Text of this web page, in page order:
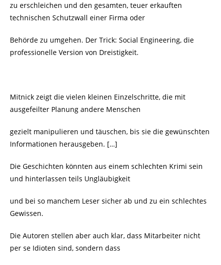
zu erschleichen und den gesamten, teuer erkauften
technischen Schutzwall einer Firma oder
Behörde zu umgehen. Der Trick: Social Engineering, die
professionelle Version von Dreistigkeit.
Mitnick zeigt die vielen kleinen Einzelschritte, die mit
ausgefeilter Planung andere Menschen
gezielt manipulieren und täuschen, bis sie die gewünschten
Informationen herausgeben. […]
Die Geschichten könnten aus einem schlechten Krimi sein
und hinterlassen teils Ungläubigkeit
und bei so manchem Leser sicher ab und zu ein schlechtes
Gewissen.
Die Autoren stellen aber auch klar, dass Mitarbeiter nicht
per se Idioten sind, sondern dass